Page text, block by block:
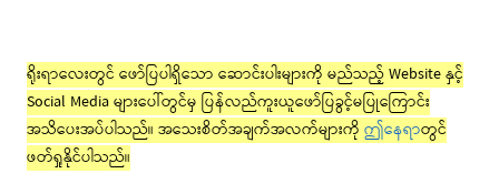
ရိုးရာလေးတွင် ဖော်ပြပါရှိသော ဆောင်းပါးများကို မည်သည့် Website နှင့်
Social Media များပေါ်တွင်မှ ပြန်လည်ကူးယူဖော်ပြခွင့်မပြုကြောင်း
အသိပေးအပ်ပါသည်။ အသေးစိတ်အချက်အလက်များကို ဤနေရာတွင်
ဖတ်ရှုနိုင်ပါသည်။